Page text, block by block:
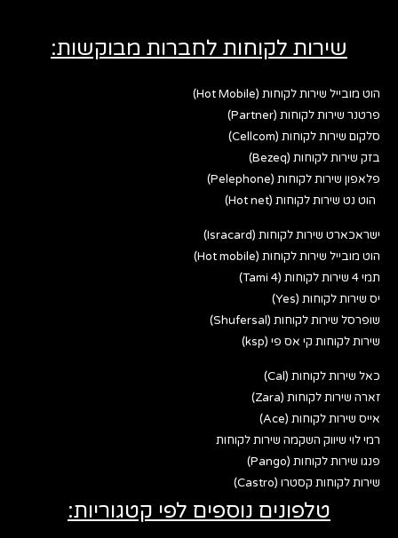
שירות לקוחות לחברות מבוקשות:
הוט מובייל שירות לקוחות (Hot Mobile)
פרטנר שירות לקוחות (Partner)
סלקום שירות לקוחות (Cellcom)
בזק שירות לקוחות (Bezeq)
פלאפון שירות לקוחות (Pelephone)
הוט נט שירות לקוחות (Hot net)
ישראכארט שירות לקוחות (Isracard)
הוט מובייל שירות לקוחות (Hot mobile)
תמי 4 שירות לקוחות (Tami 4)
יס שירות לקוחות (Yes)
שופרסל שירות לקוחות (Shufersal)
שירות לקוחות קי אס פי (ksp)
כאל שירות לקוחות (Cal)
זארה שירות לקוחות (Zara)
אייס שירות לקוחות (Ace)
רמי לוי שיווק השקמה שירות לקוחות
פנגו שירות לקוחות (Pango)
שירות לקוחות קסטרו (Castro)
טלפונים נוספים לפי קטגוריות: